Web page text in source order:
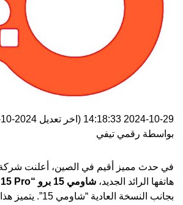
2024-10-29 14:18:33 (اخر تعديل 2024-10-29 14:18:33
بواسطة رقمي تيفي
في حدث مميز أقيم في الصين، أعلنت
هاتفها الرائد الجديد، شاومي 15 برو “Xiaomi 15 Pro”
بجانب النسخة العادية “شاومي 15 ”. يتميز